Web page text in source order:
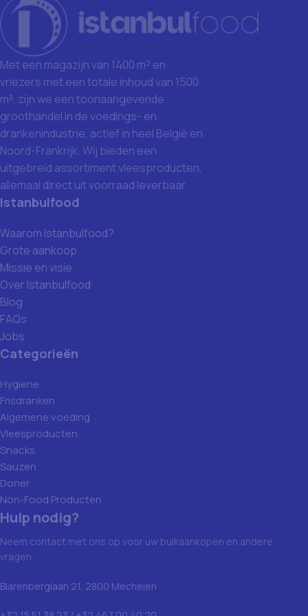
Met een magazijn van 1400 m² en
vriezers met een totale inhoud van 1500
m³, zijn we een toonaangevende
groothandel in de voedings- en
drankenindustrie, actief in heel België en
Noord-Frankrijk. Wij bieden een
uitgebreid assortiment vleesproducten,
allemaal direct uit voorraad leverbaar.
Istanbulfood
Waarom Istanbulfood?
Grote aankoop
Missie en visie
Over Istanbulfood
Blog
FAQs
Jobs
Categorieën
Hygiene
Frisdranken
Algemene voeding
Vleesproducten
Snacks
Sauzen
Doner
Non-Food Producten
Hulp nodig?
Neem contact met ons op voor uw bulkaankopen en andere
vragen.
Blarenberglaan 21, 2800 Mechelen